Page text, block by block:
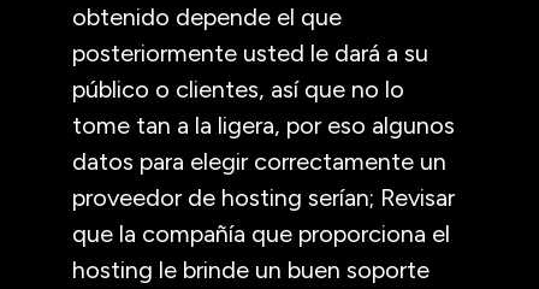
obtenido depende el que
posteriormente usted le dará a su
público o clientes, así que no lo
tome tan a la ligera, por eso algunos
datos para elegir correctamente un
proveedor de hosting serían; Revisar
que la compañía que proporciona el
hosting le brinde un buen soporte